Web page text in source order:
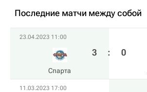
Последние матчи между собой
23.04.2023 11:00
Спарта
3 : 0
11.03.2023 17:00